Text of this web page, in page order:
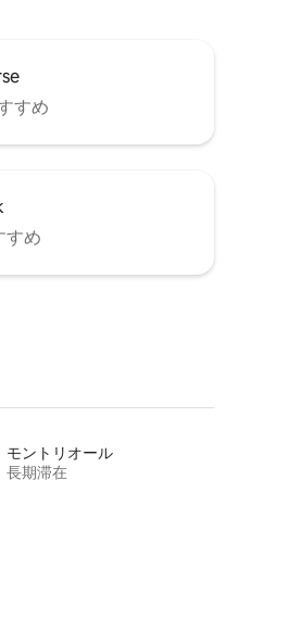
すめ
すめ
モントリオール
長期滞在